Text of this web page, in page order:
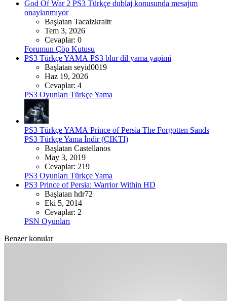
God Of War 2 PS3 Türkçe dublaj konusunda mesajım
onaylanmıyor
Başlatan Tacaizkraltr
Tem 3, 2026
Cevaplar: 0
Forumun Çöp Kutusu
PS3 Türkçe YAMA PS3 blur dil yama yapimi
Başlatan seyid0019
Haz 19, 2026
Cevaplar: 4
PS3 Oyunları Türkçe Yama
PS3 Türkçe YAMA Prince of Persia The Forgotten Sands
PS3 Türkçe Yama İndir (ÇIKTI)
Başlatan Castellanos
May 3, 2019
Cevaplar: 219
PS3 Oyunları Türkçe Yama
PS3 Prince of Persia: Warrior Within HD
Başlatan hdr72
Eki 5, 2014
Cevaplar: 2
PSN Oyunları
Benzer konular